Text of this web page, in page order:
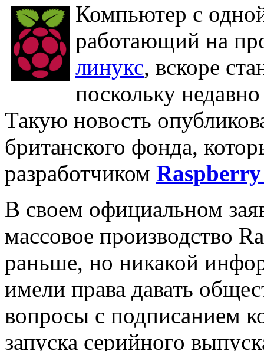
Компьютер с
работающий на
линукс, вскоре
поскольку
Такую новость
британского фонда,
разработчиком
В своем официальном
массовое производство
раньше, но никакой
имели права давать
вопросы с подписанием
запуска серийного